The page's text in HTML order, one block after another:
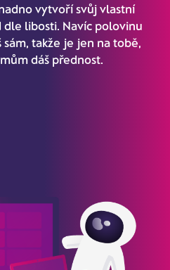
vytvoří svůj vlastní
libosti. Navíc polovinu
takže je jen na tobě,
dáš přednost.